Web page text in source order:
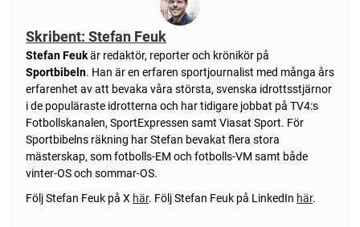
Skribent: Stefan Feuk
Stefan Feukär redaktör, reporter och krönikör på
Sportbibeln. Han är en erfaren sportjournalist med många års
erfarenhet av att bevaka våra största, svenska idrottsstjärnor
i de populäraste idrotterna och har tidigare jobbat på TV4:s
Fotbollskanalen, SportExpressen samt Viasat Sport. För
Sportbibelns räkning har Stefan bevakat flera stora
mästerskap, som fotbolls-EM och fotbolls-VM samt både
vinter-OS och sommar-OS.
Följ Stefan Feuk på X här. Följ Stefan Feuk på LinkedIn här.